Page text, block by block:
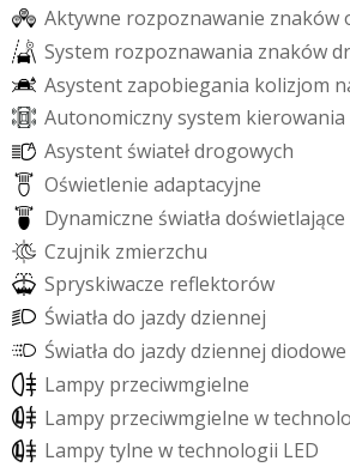
Aktywne rozpoznawanie znaków
System rozpoznawania znakówdr
Asystent zapobiegania kolizjom n
Autonomicznysystem kierowania
Asystent światełdrogowych
Oświetlenie adaptacyjne
Dynamiczne światła doświetlające
Czujnik zmierzchu
Spryskiwacze refektorów
Światła do jazdydziennej
Światła do jazdydziennej diodowe
Lampy przeciwmgielne
Lampy przeciwmgielne wtechnolo
Lampytylne wtechnologii LED